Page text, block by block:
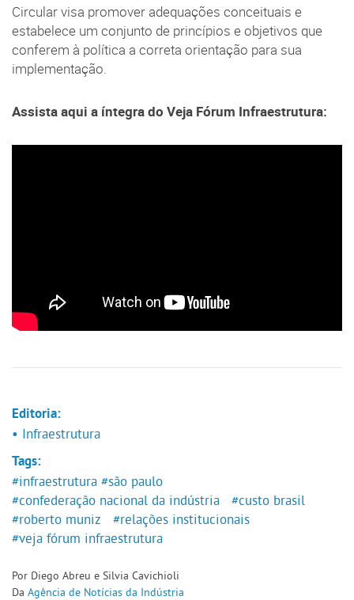
Circular visa promover adequações conceituais e
estabelece um conjunto de princípios e objetivos que
conferem à política a correta orientação para sua
implementação.
Assista aqui a íntegra do Veja Fórum Infraestrutura:
Editoria:
• Infraestrutura
Tags:
#infraestrutura #são paulo
#confederação nacional da indústria
#custo brasil
#roberto muniz
#relações institucionais
#veja fórum infraestrutura
Por Diego Abreu e Silvia Cavichioli
Da Agência de Notícias da Indústria